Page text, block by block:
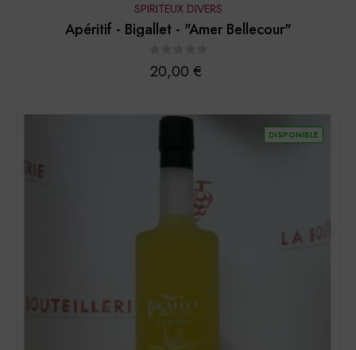
SPIRITEUX DIVERS
Apéritif - Bigallet - "Amer Bellecour"
Prix
20,00 €
DISPONIBLE